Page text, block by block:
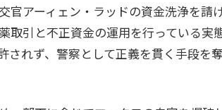
官アーィェン・ラッドの資金洗浄を請
取引と不正資金の運用を行っている実
されず、警察として正義を貫く手段を奪